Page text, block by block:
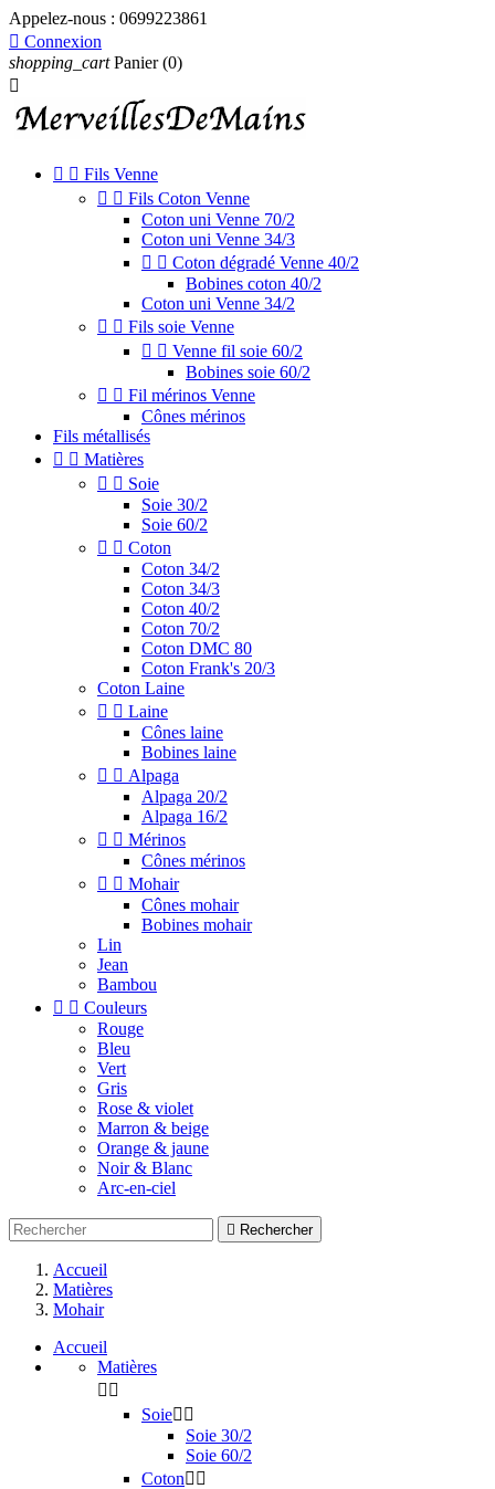
Appelez-nous : 0699223861
 Connexion
shopping_cart Panier (0)

  Fils Venne
  Fils Coton Venne
Coton uni Venne 70/2
Coton uni Venne 34/3
  Coton dégradé Venne 40/2
Bobines coton 40/2
Coton uni Venne 34/2
  Fils soie Venne
  Venne fil soie 60/2
Bobines soie 60/2
  Fil mérinos Venne
Cônes mérinos
Fils métallisés
  Matières
  Soie
Soie 30/2
Soie 60/2
  Coton
Coton 34/2
Coton 34/3
Coton 40/2
Coton 70/2
Coton DMC 80
Coton Frank's 20/3
Coton Laine
  Laine
Cônes laine
Bobines laine
  Alpaga
Alpaga 20/2
Alpaga 16/2
  Mérinos
Cônes mérinos
  Mohair
Cônes mohair
Bobines mohair
Lin
Jean
Bambou
  Couleurs
Rouge
Bleu
Vert
Gris
Rose & violet
Marron & beige
Orange & jaune
Noir & Blanc
Arc-en-ciel
 Rechercher
Accueil
Matières
Mohair
Accueil
Matières
 
Soie 
Soie 30/2
Soie 60/2
Coton 